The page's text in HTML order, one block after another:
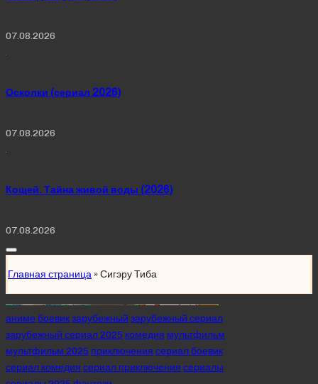
07.08.2026
Осколки (сериал 2026)
07.08.2026
Кощей. Тайна живой воды (2026)
07.08.2026
Главная страница »Сигэру Тиба
Posted
in
аниме боевикзарубежный зарубежный сериал
зарубежный сериал 2025 комедия мультфильм
мультфильм 2025 приключения сериал боевик
сериал комедия сериал приключения сериалы